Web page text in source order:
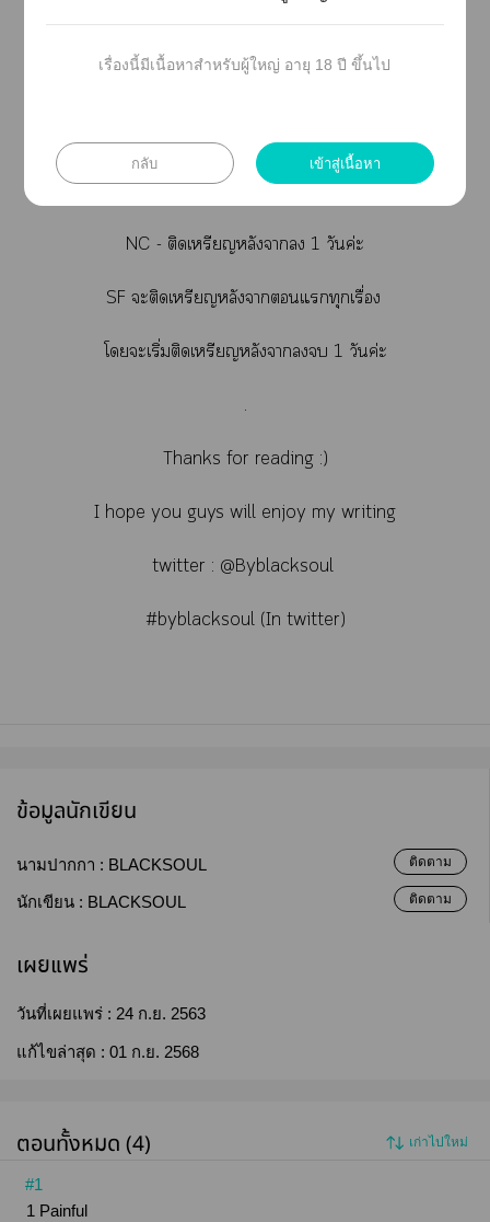
.
.
ติดเหรียญา าาาง่ายใาแต่งะะ
NC - ติดเหรียญหลังา 1 วันค่ะ
SF ะติดเหรียญหลังาแทุกเรื่อง
โะเริ่มติดเหรียญหลังา 1 วันค่ะ
.
Thanks for reading :)
I hope you guys will enjoy my writing
twitter : @Byblacksoul
#byblacksoul (In twitter)
ข้อมูลนักเขียน
นามปากกา : BLACKSOUL ติดตาม
นักเขียน : BLACKSOUL ติดตาม
เผยแพร่
วันที่เผยแพร่ : 24 ก.ย. 2563
แก้ไขล่าสุด : 01 ก.ย. 2568
ตอนทั้งหมด (4) เก่าไปใหม่
#1
1 Painful
เรื่องนี้มีเนื้อหาสำหรับผู้ใหญ่ อายุ 18 ปี ขึ้นไป
กลับ เข้าสู่เนื้อหา